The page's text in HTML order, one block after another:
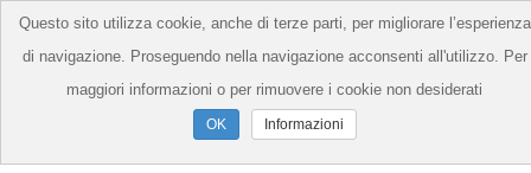
Questo sito utilizza cookie, anche di terze parti, per migliorare l’esperienza
di navigazione. Proseguendo nella navigazione acconsenti all'utilizzo. Per
maggiori informazioni o per rimuovere i cookie non desiderati
Informazioni